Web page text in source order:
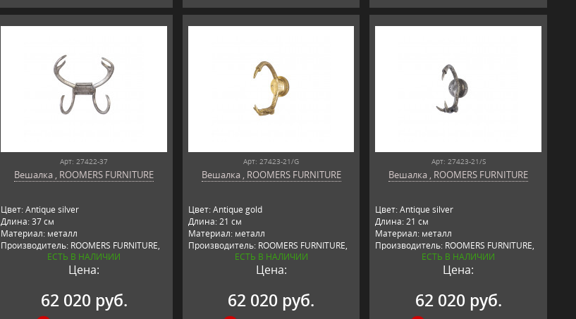
Арт: 27422-37
Вешалка , ROOMERS FURNITURE
Цвет: Antique silver
Длина: 37 см
Материал: металл
Производитель: ROOMERS FURNITURE,
НидерландыЕСТЬ В НАЛИЧИИ
Цена:
62 020 руб.
Арт: 27423-21/G
Вешалка , ROOMERS FURNITURE
Цвет: Antique gold
Длина: 21 см
Материал: металл
Производитель: ROOMERS FURNITURE,
НидерландыЕСТЬ В НАЛИЧИИ
Цена:
62 020 руб.
Арт: 27423-21/S
Вешалка , ROOMERS FURNITURE
Цвет: Antique silver
Длина: 21 см
Материал: металл
Производитель: ROOMERS FURNITURE,
НидерландыЕСТЬ В НАЛИЧИИ
Цена:
62 020 руб.